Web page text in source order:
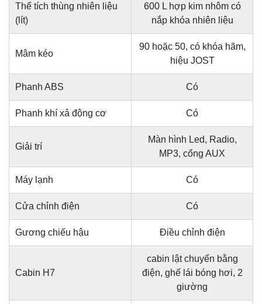
Thể tích thùng nhiên liệu
(lít)
600 L hợp kim nhôm có
nắp khóa nhiên liệu
Mâm kéo
90 hoặc 50, có khóa hãm,
hiệu JOST
Phanh ABS Có
Phanh khí xả động cơ Có
Giải trí
Màn hình Led, Radio,
MP3, cổng AUX
Máy lạnh Có
Cửa chỉnh điện Có
Gương chiếu hậu Điều chỉnh điện
Cabin H7
cabin lật chuyển bằng
điện, ghế lái bóng hơi, 2
giường